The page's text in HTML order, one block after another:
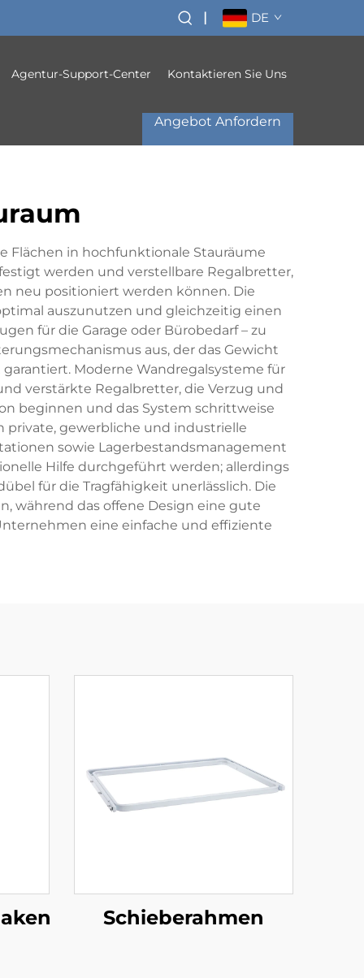
| DE
Agentur-Support-Center Kontaktieren Sie Uns
Angebot Anfordern
Flächen in hochfunktionale Stauräume
werden und verstellbare Regalbretter,
neu positioniert werden können. Die
auszunutzen und gleichzeitig einen
für die Garage oder Bürobedarf – zu
aus, der das Gewicht
Moderne Wandregalsysteme für
verstärkte Regalbretter, die Verzug und
beginnen und das System schrittweise
private, gewerbliche und industrielle
sowie Lagerbestandsmanagement
Hilfe durchgeführt werden; allerdings
für die Tragfähigkeit unerlässlich. Die
während das offene Design eine gute
eine einfache und effiziente
Schieberahmen